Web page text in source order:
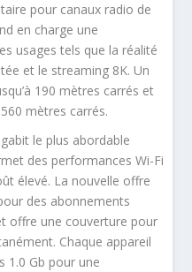
pour canaux radio de
en charge une
usages tels que la réalité
et le streaming 8K. Un
190 mètres carrés et
mètres carrés.
le plus abordable
des performances Wi-Fi
élevé. La nouvelle offre
des abonnements
offre une couverture pour
Chaque appareil
1.0 Gb pour une